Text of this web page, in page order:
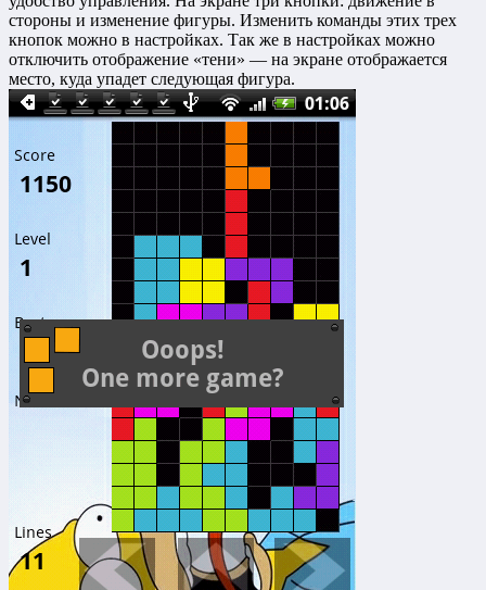
стороны и изменение фигуры. Изменить команды этих трех
кнопок можно в настройках. Так же в настройках можно
отключить отображение «тени» — на экране отображается
место, куда упадет следующая фигура.